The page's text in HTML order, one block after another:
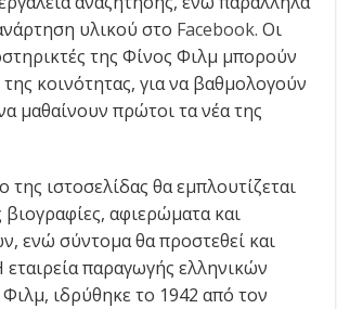
υλικού στο Facebook.Οι
της Φίνος Φιλμ μπορούν
κοινότητας, για να βαθμολογούν
να μαθαίνουν πρώτοι τα νέα της
της ιστοσελίδας θα εμπλουτίζεται
βιογραφίες, αφιερώματα και
ενώ σύντομα θα προστεθεί και
εταιρεία παραγωγής ελληνικών
ιδρύθηκε το 1942 από τον